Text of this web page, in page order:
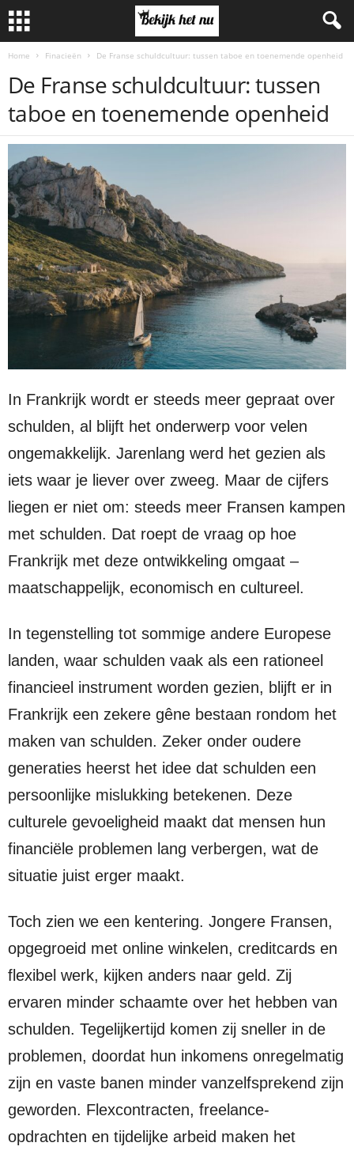
Home Finacieën De Franse schuldcultuur: tussen taboe en toenemende openheid
De Franse schuldcultuur: tussen
taboe en toenemende openheid
In Frankrijk wordt er steeds meer gepraat over
schulden, al blijft het onderwerp voor velen
ongemakkelijk. Jarenlang werd het gezien als
iets waar je liever over zweeg. Maar de cijfers
liegen er niet om: steeds meer Fransen kampen
met schulden. Dat roept de vraag op hoe
Frankrijk met deze ontwikkeling omgaat –
maatschappelijk, economisch en cultureel.
In tegenstelling tot sommige andere Europese
landen, waar schulden vaak als een rationeel
financieel instrument worden gezien, blijft er in
Frankrijk een zekere gêne bestaan rondom het
maken van schulden. Zeker onder oudere
generaties heerst het idee dat schulden een
persoonlijke mislukking betekenen. Deze
culturele gevoeligheid maakt dat mensen hun
financiële problemen lang verbergen, wat de
situatie juist erger maakt.
Toch zien we een kentering. Jongere Fransen,
opgegroeid met online winkelen, creditcards en
flexibel werk, kijken anders naar geld. Zij
ervaren minder schaamte over het hebben van
schulden. Tegelijkertijd komen zij sneller in de
problemen, doordat hun inkomens onregelmatig
zijn en vaste banen minder vanzelfsprekend zijn
geworden. Flexcontracten, freelance-
opdrachten en tijdelijke arbeid maken het